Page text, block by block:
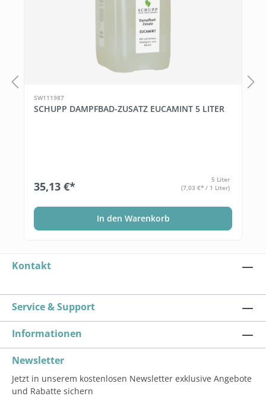
SW111987
SCHUPP DAMPFBAD-ZUSATZ EUCAMINT 5 LITER
35,13 €*
5 Liter
(7,03 €* / 1 Liter)
In den Warenkorb
Kontakt
Service & Support
Informationen
Newsletter
Jetzt in unserem kostenlosen Newsletter exklusive Angebote
und Rabatte sichern